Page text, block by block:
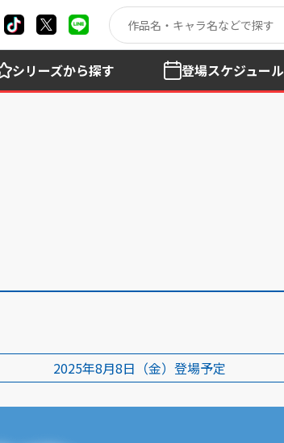
シリーズから探す 登場スケジュール
2025年8月8日（金）登場予定